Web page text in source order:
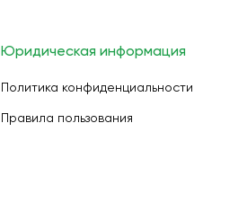
Юридическая информация
Политика конфиденциальности
Правила пользования